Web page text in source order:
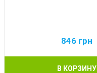
846 грн
В КОРЗИНУ